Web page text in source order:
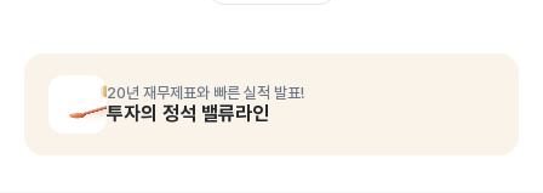
20년 재무제표와 빠른 실적 발표!
투자의 정석 밸류라인